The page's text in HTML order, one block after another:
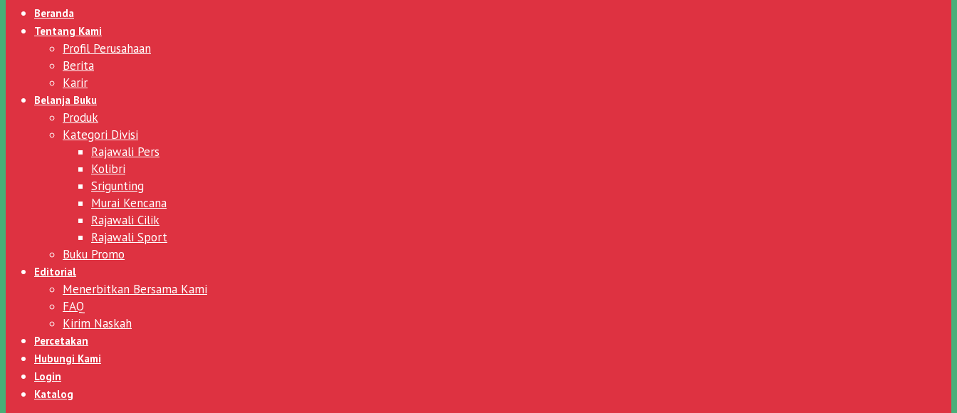
Beranda
Tentang Kami
Profil Perusahaan
Berita
Karir
Belanja Buku
Produk
Kategori Divisi
Rajawali Pers
Kolibri
Srigunting
Murai Kencana
Rajawali Cilik
Rajawali Sport
Buku Promo
Editorial
Menerbitkan Bersama Kami
FAQ
Kirim Naskah
Percetakan
Hubungi Kami
Login
Katalog